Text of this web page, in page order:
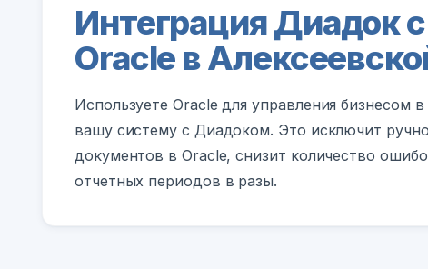
Интеграция Диадок с
Oracle в
Используете Oracle для управления бизнесом
вашу систему с Диадоком. Это исключит
документов в Oracle, снизит количество
отчетных периодов в разы.